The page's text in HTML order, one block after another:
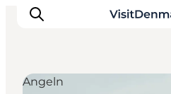
Angeln